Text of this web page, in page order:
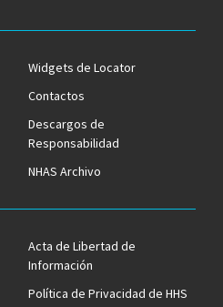
Widgets de Locator
Contactos
Descargos de
Responsabilidad
NHAS Archivo
Acta de Libertad de
Información
Política de Privacidad de HHS